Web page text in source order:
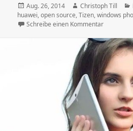
Veröffentlicht
am
Aug. 26, 2014 Autor
Christoph Till
huawei,open source,Tizen,windows
Schreibe einen Kommentarzu